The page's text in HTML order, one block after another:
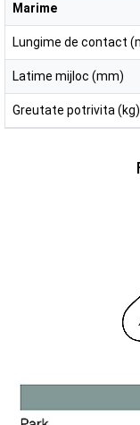
Marime
Lungime de contact
Latime mijloc (mm)
Greutate potrivita (kg)